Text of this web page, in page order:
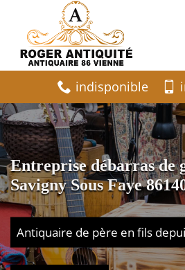
indisponible
Entreprise débarras de
Savigny Sous Faye
Antiquaire de père en fils